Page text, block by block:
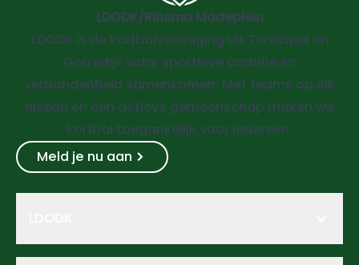
LDODK/Rinsma Modeplein
LDODK is de korfbalvereniging uit Terwispel en
Gorredijk waar sportieve ambitie en
verbondenheid samenkomen. Met teams op elk
niveau en een actieve gemeenschap maken we
korfbal toegankelijk voor iedereen.
Meld je nu aan